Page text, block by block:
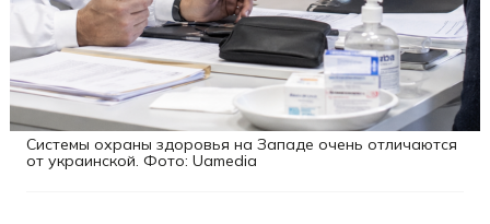
Системы охраны здоровья на Западе очень отличаются
от украинской. Фото: Uamedia